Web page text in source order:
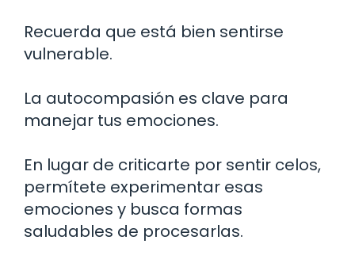
Recuerda que está bien sentirse
vulnerable.
La autocompasión es clave para
manejar tus emociones.
En lugar de criticarte por sentir celos,
permítete experimentar esas
emociones y busca formas
saludables de procesarlas.